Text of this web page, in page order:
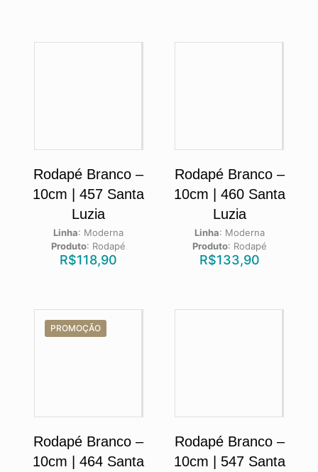
Rodapé Branco –
10cm | 457 Santa
Luzia
Linha: Moderna
Produto: Rodapé
R$118,90
Rodapé Branco –
10cm | 460 Santa
Luzia
Linha: Moderna
Produto: Rodapé
R$133,90
PROMOÇÃO
Rodapé Branco –
10cm | 464 Santa
Rodapé Branco –
10cm | 547 Santa